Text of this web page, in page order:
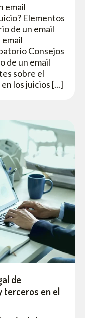
email
Elementos
de un email
Consejos
de un email
sobre el
los juicios [...]
de
terceros en el